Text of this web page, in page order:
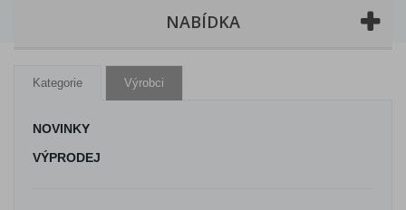
NABÍDKA
Kategorie Výrobci
NOVINKY
VÝPRODEJ